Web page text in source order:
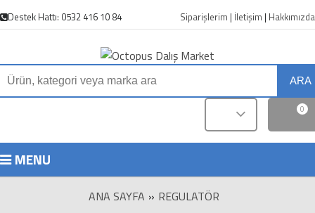
Destek Hattı: 0532 416 10 84 Siparişlerim | İletişim | Hakkımızda
ARA
0
MENU
ANA SAYFA » REGULATÖR